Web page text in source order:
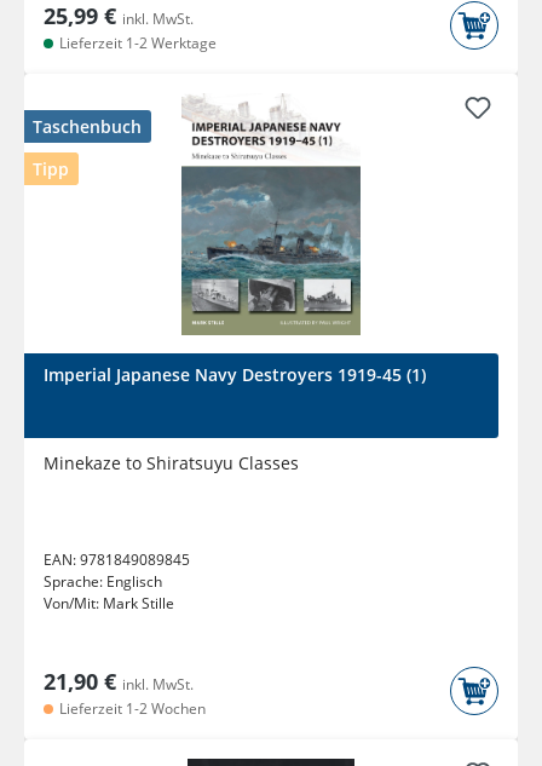
25,99 € inkl. MwSt.
Lieferzeit 1-2 Werktage
Taschenbuch
Tipp
Imperial Japanese Navy Destroyers 1919-45 (1)
Minekaze to Shiratsuyu Classes
EAN:9781849089845
Sprache: Englisch
Von/Mit: Mark Stille
21,90 € inkl. MwSt.
Lieferzeit 1-2 Wochen